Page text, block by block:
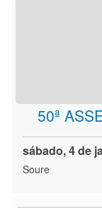
50ª
sábado, 4 de
Soure